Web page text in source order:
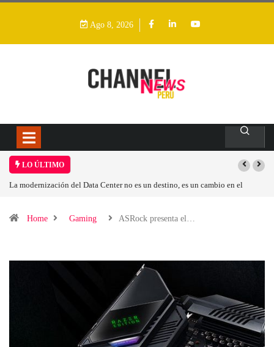
Ago 8, 2026
LO ÚLTIMO
cambio en el Los ingresos por semiconductores aumentarán más de un
Home Gaming ASRock presenta el…